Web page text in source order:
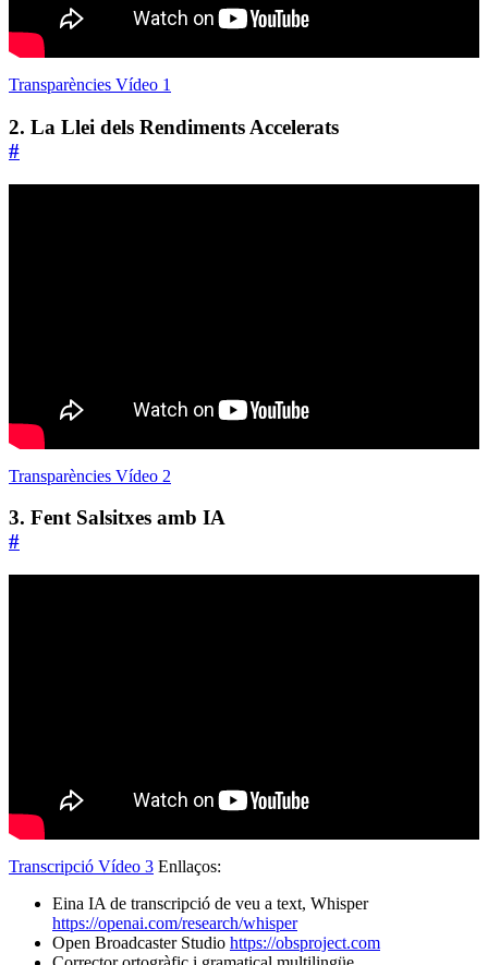
Transparències Vídeo 1
2. La Llei dels Rendiments Accelerats
#
Transparències Vídeo 2
3. Fent Salsitxes amb IA
#
Transcripció Vídeo 3 Enllaços:
Eina IA de transcripció de veu a text, Whisper
https://openai.com/research/whisper
Open Broadcaster Studio https://obsproject.com